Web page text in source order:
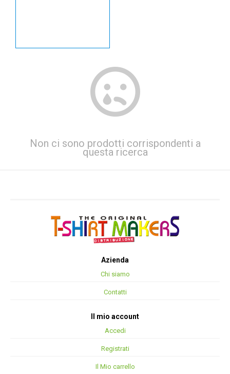
Non ci sono prodotti corrispondenti a
questa ricerca
Azienda
Chi siamo
Contatti
Il mio account
Accedi
Registrati
Il Mio carrello